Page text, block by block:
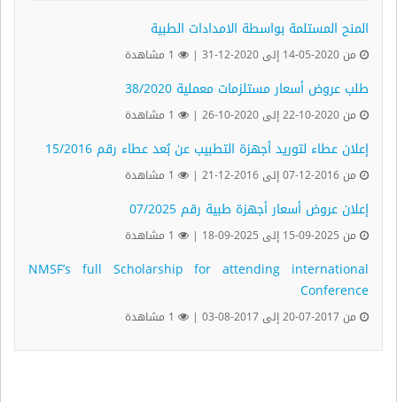
المنح المستلمة بواسطة الامدادات الطبية
من 2020-05-14 إلى 2020-12-31 |
طلب عروض أسعار مستلزمات معملية 38/2020
من 2020-10-22 إلى 2020-10-26 |
إعلان عطاء لتوريد أجهزة التطبيب عن بُعد عطاء رقم 15/2016
من 2016-12-07 إلى 2016-12-21 |
إعلان عروض أسعار أجهزة طبية رقم 07/2025
من 2025-09-15 إلى 2025-09-18 |
NMSF’s full Scholarship for attending international
Conference
من 2017-07-20 إلى 2017-08-03 |